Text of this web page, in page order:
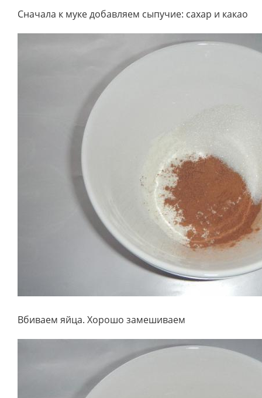
Сначала к муке добавляем сыпучие: сахар и какао
Вбиваем яйца. Хорошо замешиваем